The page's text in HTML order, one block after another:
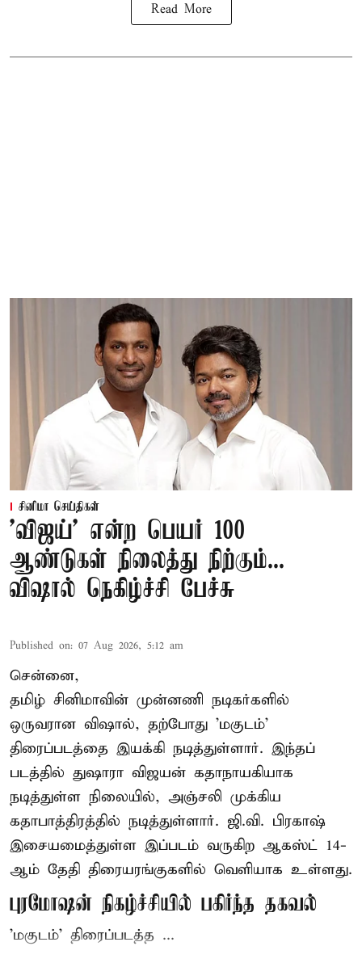
Read More
சினிமா செய்திகள்
'விஜய்' என்ற பெயர் 100
ஆண்டுகள் நிலைத்து நிற்கும்...
விஷால் நெகிழ்ச்சி பேச்சு
Published on: 07 Aug 2026, 5:12 am
சென்னை,
தமிழ் சினிமாவின் முன்னணி நடிகர்களில்
ஒருவரான விஷால், தற்போது 'மகுடம்'
திரைப்படத்தை இயக்கி நடித்துள்ளார். இந்தப்
படத்தில் துஷாரா விஜயன் கதாநாயகியாக
நடித்துள்ள நிலையில், அஞ்சலி முக்கிய
கதாபாத்திரத்தில் நடித்துள்ளார். ஜி.வி. பிரகாஷ்
இசையமைத்துள்ள இப்படம் வருகிற ஆகஸ்ட் 14-
ஆம் தேதி திரையரங்குகளில் வெளியாக உள்ளது.
புரமோஷன் நிகழ்ச்சியில் பகிர்ந்த தகவல்
'மகுடம்' திரைப்படத்த ...